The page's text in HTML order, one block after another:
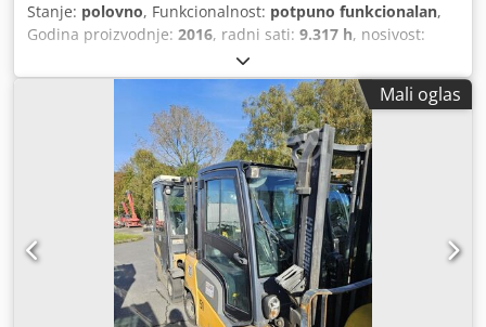
Stanje: polovno, Funkcionalnost: potpuno funkcionalan,
Godina proizvodnje: 2016, radni sati: 9.317 h, nosivost:
4.700 mm
jarma:simpleks, građevinska visina:3.071 mm, tip
, TNG viljuškari ISO klasa: ISO klasa 2 =
1.000 - 2.500 kg Tip jarbola: Standardni Stanje: Spreman za
upotrebu i potpuno funkcionalan Stanje Tehnički: dobro
Side shifter, pozicioniranje viljuške, 3. ventil, 4. ventil,
grejanje, puna kabina, Djdozc A Nfjpfx Aikjck
Mali oglas